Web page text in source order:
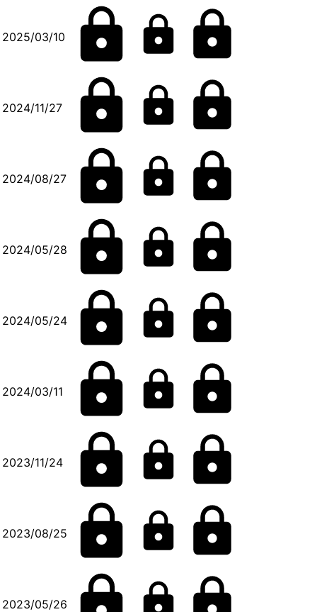
2025/03/10
2024/11/27
2024/08/27
2024/05/28
2024/05/24
2024/03/11
2023/11/24
2023/08/25
2023/05/26